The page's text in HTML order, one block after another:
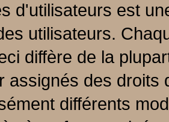
d'utilisateurs est
utilisateurs.
diffère de la
assignés des
différents